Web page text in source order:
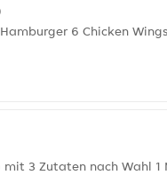
6 Chicken
3 Zutaten nach Wahl